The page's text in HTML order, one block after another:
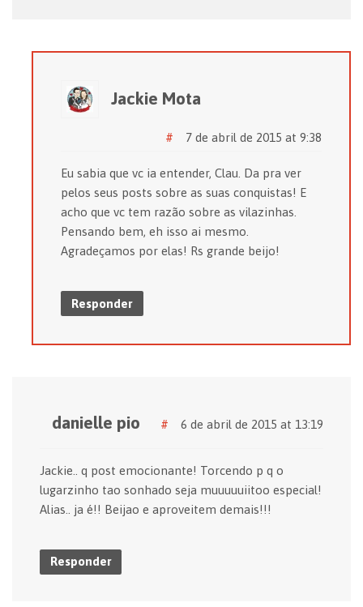
Jackie Mota
7 de abril de 2015 at 9:38
#
Eu sabia que vc ia entender, Clau. Da pra ver
pelos seus posts sobre as suas conquistas! E
acho que vc tem razão sobre as vilazinhas.
Pensando bem, eh isso ai mesmo.
Agradeçamos por elas! Rs grande beijo!
Responder
danielle pio 6 de abril de 2015 at 13:19
#
Jackie.. q post emocionante! Torcendo p q o
lugarzinho tao sonhado seja muuuuuiitoo especial!
Alias.. ja é!! Beijao e aproveitem demais!!!
Responder